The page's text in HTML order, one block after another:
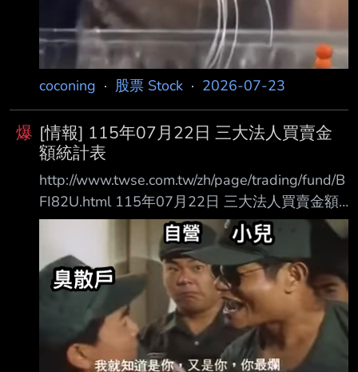
coconing · 股票 Stock · 2026-07-23
爆 [情報] 115年07月22日 三大法人買賣金
額統計表
http://www.twse.com.tw/zh/page/trading/fund/B
FI82U.html 115年07月22日 三大法人買賣金額
統計表 單位名稱 買進金額(億元) 賣出金額(億元)
買賣差額(億元) 自營商(自行買賣) 94.59 124.14
自營商(避險) 334.72 324.15 +10.57 投 信
363.14 324.15 +169.92 外資及陸資 4002.90
3829.46 +173.43 外資自營商 0 0 0
========================